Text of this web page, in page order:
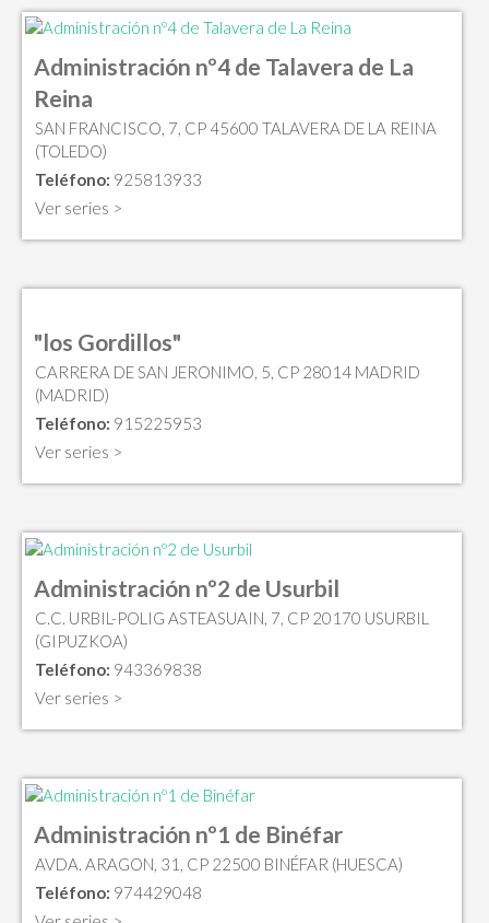
Administración nº4 de Talavera de La
Reina
SAN FRANCISCO, 7, CP 45600 TALAVERA DE LA REINA
(TOLEDO)
Teléfono: 925813933
Ver series >
"los Gordillos"
CARRERA DE SAN JERONIMO, 5, CP 28014 MADRID
(MADRID)
Teléfono: 915225953
Ver series >
Administración nº2 de Usurbil
C.C. URBIL-POLIG ASTEASUAIN, 7, CP 20170 USURBIL
(GIPUZKOA)
Teléfono: 943369838
Ver series >
Administración nº1 de Binéfar
AVDA. ARAGON, 31, CP 22500 BINÉFAR (HUESCA)
Teléfono: 974429048